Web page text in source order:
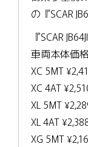
の『SCAR
『SCAR
車両本体価
XC 5MT
XC 4AT
XL 5MT
XL 4AT
XG 5MT